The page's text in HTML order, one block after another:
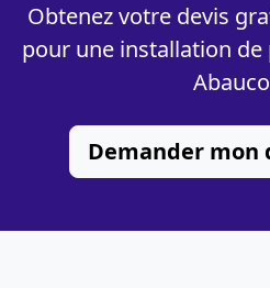
Obtenez votre devis
pour une installation de
Demander